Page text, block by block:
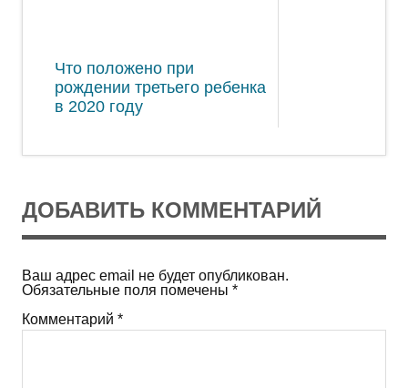
Что положено при
рождении третьего ребенка
в 2020 году
ДОБАВИТЬ КОММЕНТАРИЙ
Ваш адрес email не будет опубликован.
Обязательные поля помечены *
Комментарий *